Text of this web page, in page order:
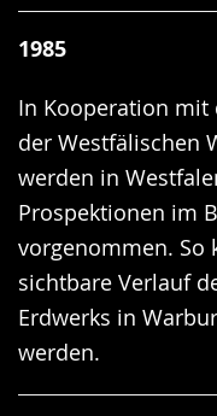
1985
In Kooperation
der Westfälischen
werden in
Prospektionen im
vorgenommen. So
sichtbare Verlauf
Erdwerks in
werden.